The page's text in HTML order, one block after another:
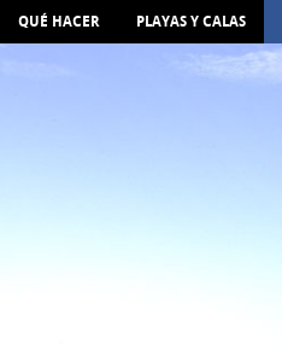
QUÉ HACER PLAYAS Y CALAS